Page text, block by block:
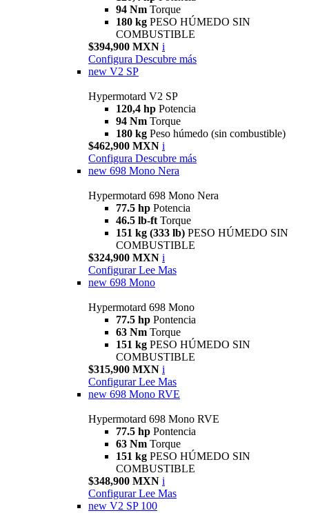
94 Nm Torque
180 kg PESO HÚMEDO SIN
COMBUSTIBLE
$394,900 MXN i
Configura Descubre más
new V2 SP
Hypermotard V2 SP
120,4 hp Potencia
94 Nm Torque
180 kg Peso húmedo (sin combustible)
$462,900 MXN i
Configura Descubre más
new 698 Mono Nera
Hypermotard 698 Mono Nera
77.5 hp Potencia
46.5 lb-ft Torque
151 kg (333 lb) PESO HÚMEDO SIN
COMBUSTIBLE
$324,900 MXN i
Configurar Lee Mas
new 698 Mono
Hypermotard 698 Mono
77.5 hp Pontencia
63 Nm Torque
151 kg PESO HÚMEDO SIN
COMBUSTIBLE
$315,900 MXN i
Configurar Lee Mas
new 698 Mono RVE
Hypermotard 698 Mono RVE
77.5 hp Pontencia
63 Nm Torque
151 kg PESO HÚMEDO SIN
COMBUSTIBLE
$348,900 MXN i
Configurar Lee Mas
new V2 SP 100